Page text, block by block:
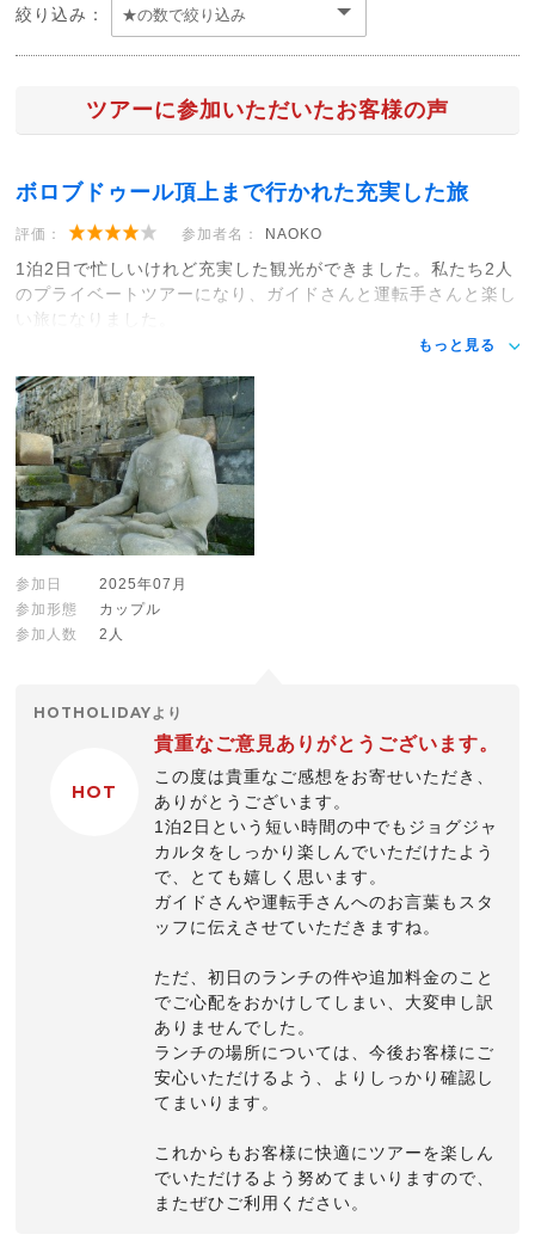
絞り込み：
ツアーに参加いただいたお客様の声
ボロブドゥール頂上まで行かれた充実した旅
評価： 参加者名： NAOKO
1泊2日で忙しいけれど充実した観光ができました。私たち2人
のプライベートツアーになり、ガイドさんと運転手さんと楽し
い旅になりました。
もっと見る
参加日
2025年07月
参加形態
カップル
参加人数
2人
HOTHOLIDAYより
HOT
貴重なご意見ありがとうございます。
この度は貴重なご感想をお寄せいただき、
ありがとうございます。
1泊2日という短い時間の中でもジョグジャ
カルタをしっかり楽しんでいただけたよう
で、とても嬉しく思います。
ガイドさんや運転手さんへのお言葉もスタ
ッフに伝えさせていただきますね。
ただ、初日のランチの件や追加料金のこと
でご心配をおかけしてしまい、大変申し訳
ありませんでした。
ランチの場所については、今後お客様にご
安心いただけるよう、よりしっかり確認し
てまいります。
これからもお客様に快適にツアーを楽しん
でいただけるよう努めてまいりますので、
またぜひご利用ください。